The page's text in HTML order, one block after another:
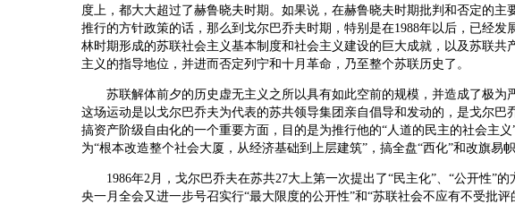
度上，都大大超过了赫鲁晓夫时期。如果说，在赫鲁晓夫时期批判和否定的主
推行的方针政策的话，那么到戈尔巴乔夫时期，特别是在1988年以后，已经发
林时期形成的苏联社会主义基本制度和社会主义建设的巨大成就，以及苏联共
主义的指导地位，并进而否定列宁和十月革命，乃至整个苏联历史了。
苏联解体前夕的历史虚无主义之所以具有如此空前的规模，并造成了极为
这场运动是以戈尔巴乔夫为代表的苏共领导集团亲自倡导和发动的，是戈尔巴
搞资产阶级自由化的一个重要方面，目的是为推行他的“人道的民主的社会主义
为“根本改造整个社会大厦，从经济基础到上层建筑”，搞全盘“西化”和改旗易帜
1986年2月，戈尔巴乔夫在苏共27大上第一次提出了“民主化”、“公开性”的
央一月全会又进一步号召实行“最大限度的公开性”和“苏联社会不应有不受批评